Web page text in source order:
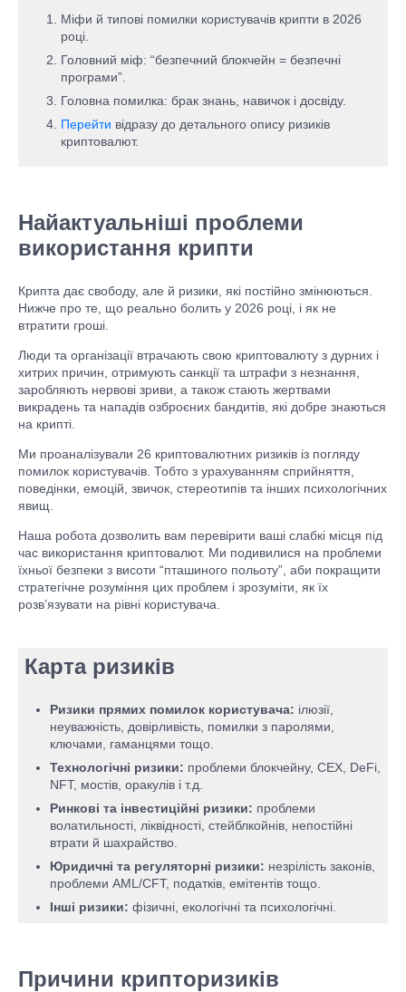
Міфи й типові помилки користувачів крипти в 2026
році.
Головний міф: “безпечний блокчейн = безпечні
програми”.
Головна помилка: брак знань, навичок і досвіду.
Перейти відразу до детального опису ризиків
криптовалют.
Найактуальніші проблеми
використання крипти
Крипта дає свободу, але й ризики, які постійно змінюються.
Нижче про те, що реально болить у 2026 році, і як не
втратити гроші.
Люди та організації втрачають свою криптовалюту з дурних і
хитрих причин, отримують санкції та штрафи з незнання,
заробляють нервові зриви, а також стають жертвами
викрадень та нападів озброєних бандитів, які добре знаються
на крипті.
Ми проаналізували 26 криптовалютних ризиків із погляду
помилок користувачів. Тобто з урахуванням сприйняття,
поведінки, емоцій, звичок, стереотипів та інших психологічних
явищ.
Наша робота дозволить вам перевірити ваші слабкі місця під
час використання криптовалют. Ми подивилися на проблеми
їхньої безпеки з висоти “пташиного польоту”, аби покращити
стратегічне розуміння цих проблем і зрозуміти, як їх
розв’язувати на рівні користувача.
Карта ризиків
Ризики прямих помилок користувача: ілюзії,
неуважність, довірливість, помилки з паролями,
ключами, гаманцями тощо.
Технологічні ризики: проблеми блокчейну, CEX, DeFi,
NFT, мостів, оракулів і т.д.
Ринкові та інвестиційні ризики: проблеми
волатильності, ліквідності, стейблкойнів, непостійні
втрати й шахрайство.
Юридичні та регуляторні ризики: незрілість законів,
проблеми AML/CFT, податків, емітентів тощо.
Інші ризики: фізичні, екологічні та психологічні.
Причини крипторизиків